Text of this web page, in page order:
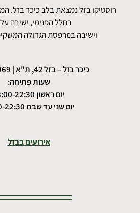
רוסטיקו בזל נמצאת בלב כיכר בזל.
בחלל הפנימי, ישיבה
וישיבה במרפסת הגדולה
כיכר בזל – בזל 42, ת"א |
שעות פתיחה:
יום ראשון 18:00-22:30
יום שני עד שבת 12:00-22:30
אירועים בבזל